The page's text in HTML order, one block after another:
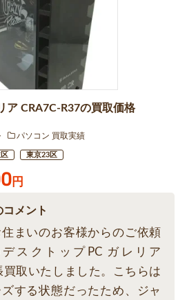
ア CRA7C-R37の買取価格
パソコン 買取実績
東京23区
円
メント
まいのお客様からのご依頼
スクトップPC ガレリア
買取いたしました。こちらは
する状態だったため、ジャ